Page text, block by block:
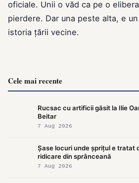
oficiale. Unii o văd ca pe o
pierdere. Dar una peste alta, e
istoria țării vecine.
Cele mai recente
Rucsac cu artificii găsit la Ilie
Beitar
7 Aug 2026
Șase locuri unde șprițul e tratat
ridicare din sprânceană
7 Aug 2026